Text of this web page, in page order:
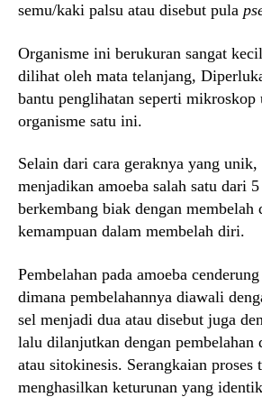
semu/kaki palsu atau disebut pula
Organisme ini berukuran sangat
dilihat oleh mata telanjang,
bantu penglihatan seperti mikroskop
organisme satu ini.
Selain dari cara geraknya yang unik,
menjadikan amoeba salah satu dari
berkembang biak dengan membelah
kemampuan dalam membelah diri.
Pembelahan pada amoeba
dimana pembelahannya diawali
sel menjadi dua atau disebut juga
lalu dilanjutkan dengan pembelahan
atau sitokinesis. Serangkaian proses
menghasilkan keturunan yang